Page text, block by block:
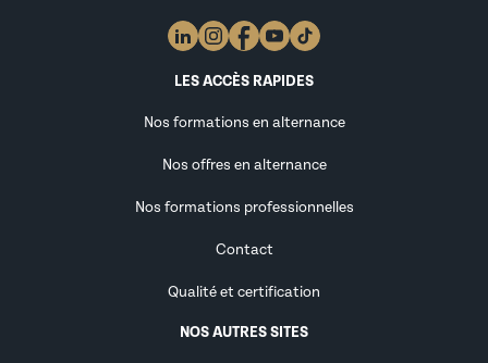
LES ACCÈS RAPIDES
Nos formations en alternance
Nos offres en alternance
Nos formations professionnelles
Contact
Qualité et certification
NOS AUTRES SITES